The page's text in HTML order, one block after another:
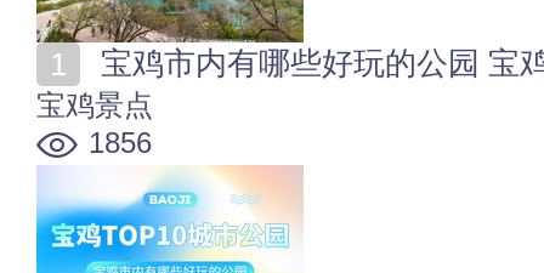
宝鸡市内有哪些好玩的公园 宝
宝鸡景点
1856